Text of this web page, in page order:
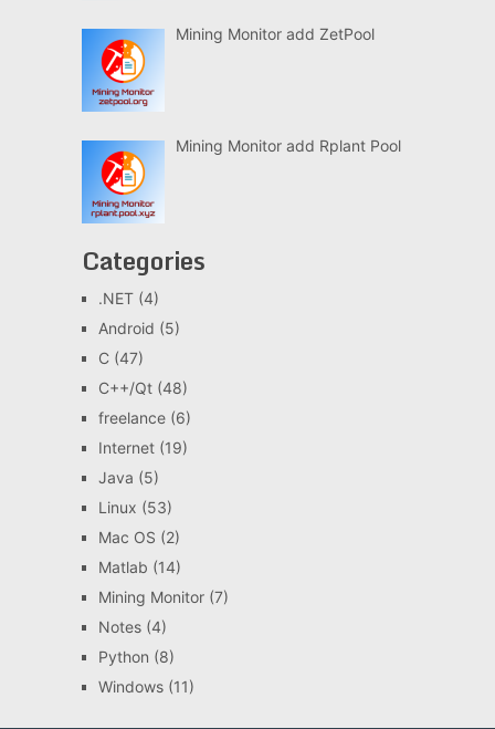
Mining Monitor add ZetPool
Mining Monitor add Rplant Pool
Categories
.NET(4)
Android (5)
C(47)
C++/Qt(48)
freelance(6)
Internet(19)
Java (5)
Linux (53)
Mac OS (2)
Matlab (14)
Mining Monitor(7)
Notes(4)
Python (8)
Windows(11)